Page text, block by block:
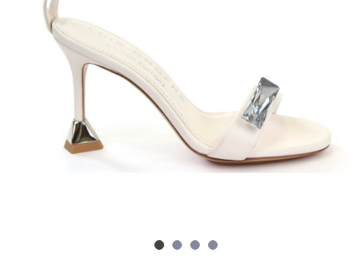
Mon
panier
Glispe